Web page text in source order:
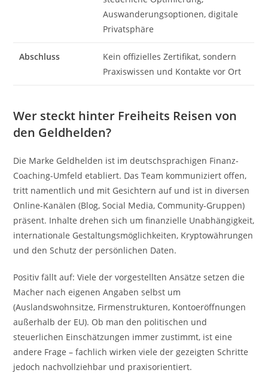
Auswanderungsoptionen, digitale
Privatsphäre
Abschluss
Kein offizielles Zertifikat, sondern
Praxiswissen und Kontakte vor Ort
Wer steckt hinter Freiheits Reisen von
den Geldhelden?
Die Marke Geldhelden ist im deutschsprachigen Finanz-
Coaching-Umfeld etabliert. Das Team kommuniziert offen,
tritt namentlich und mit Gesichtern auf und ist in diversen
Online-Kanälen (Blog, Social Media, Community-Gruppen)
präsent. Inhalte drehen sich um finanzielle Unabhängigkeit,
internationale Gestaltungsmöglichkeiten, Kryptowährungen
und den Schutz der persönlichen Daten.
Positiv fällt auf: Viele der vorgestellten Ansätze setzen die
Macher nach eigenen Angaben selbst um
(Auslandswohnsitze, Firmenstrukturen, Kontoeröffnungen
außerhalb der EU). Ob man den politischen und
steuerlichen Einschätzungen immer zustimmt, ist eine
andere Frage – fachlich wirken viele der gezeigten Schritte
jedoch nachvollziehbar und praxisorientiert.